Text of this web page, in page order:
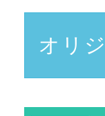
オリ